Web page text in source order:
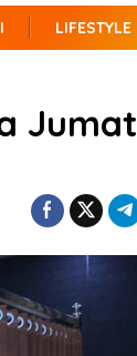
LIFESTYLE
Jumat